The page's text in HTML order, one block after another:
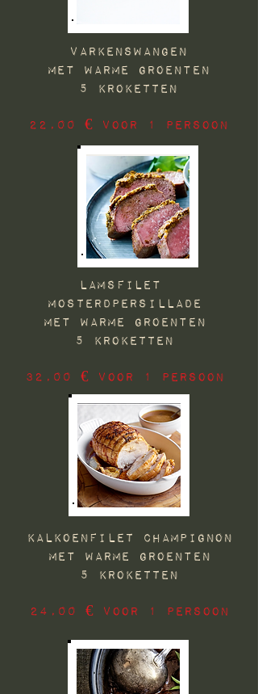
VARKENSwangen
met Warme groenten
5 KROKETTEN
22,00 € voor 1 PERSOON
LAMSFilet
MOSTERDPERSILLADE
met Warme groenten
5 KROKETTEN
32,00 € voor 1 PERSOON
KALKOENFILET champignon
met Warme groenten
5 KROKETTEN
24,00 € voor 1 PERSOON